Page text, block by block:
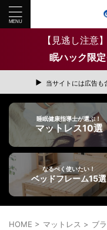
【見逃し注意
眠ハック限
当サイトには広告も
睡眠健康指導士が選ぶ！
マットレス10選
なるべく使いたい！
ベッドフレーム15選
HOME > マットレス > ブ